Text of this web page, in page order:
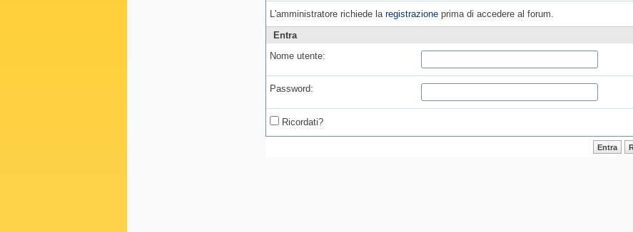
L'amministratore richiede la registrazione prima di accedere al forum.
Entra
Nome utente:
Password:
Ricordati?